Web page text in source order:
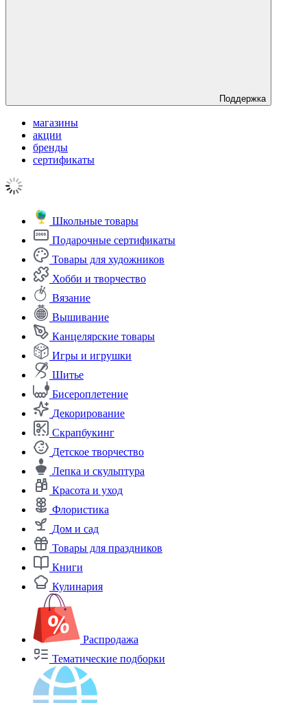
Поддержка
магазины
акции
бренды
сертификаты
Школьные товары
Подарочные сертификаты
Товары для художников
Хобби и творчество
Вязание
Вышивание
Канцелярские товары
Игры и игрушки
Шитье
Бисероплетение
Декорирование
Скрапбукинг
Детское творчество
Лепка и скульптура
Красота и уход
Флористика
Дом и сад
Товары для праздников
Книги
Кулинария
Распродажа
Тематические подборки